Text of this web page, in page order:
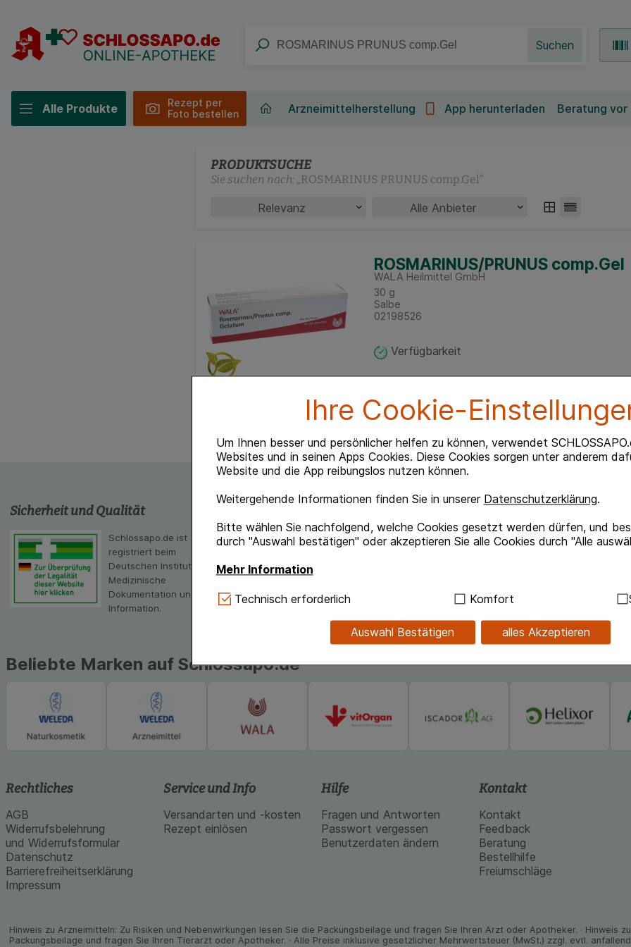
Ihre Cookie-
Um Ihnen besser und persönlicher helfen zu können, verwendet
Websites und in seinen Apps Cookies. Diese Cookies sorgen unter anderem
Website und die App reibungslos nutzen können.
Weitergehende Informationen finden Sie in unserer Datenschutzerklärung.
Bitte wählen Sie nachfolgend, welche Cookies gesetzt werden dürfen, und
durch "Auswahl bestätigen" oder akzeptieren Sie alle Cookies durch "Alle
Mehr Information
Technisch Notwendig:Hierbei handelt es sich um Cookies, die für die
verzichtet werden kann.
gestalten, beispielsweise für die Wiedererkennung des Besuchers oder unsere
auf Ihre Bedürfnisse zugeschrittene Inhalte anzuzeigen und unser
Statistik & Tracking:Hierüber lassen sich Informationen über die Art und
unserer Website sammeln, mit deren Hilfe wir unsere Website weiter für Sie
Medien übertragen werden.
Technisch erforderlich Komfort
Auswahl Bestätigen alles Akzeptieren
Suchen
Alle Produkte
Rezept per
Foto bestellen
Arzneimittelherstellung App herunterladen Beratung vor
PRODUKTSUCHE
Sie suchen nach: „ROSMARINUS PRUNUS comp.Gel“
ROSMARINUS/PRUNUS comp.Gel
WALA Heilmittel GmbH
30 g
Salbe
02198526
Verfügbarkeit
Sicherheit und Qualität
Schlossapo.de ist
registriert beim
Deutschen Institut für
Medizinische
Dokumentation und
Information.
Die App von schlossapo.de jetzt mit E-Rezept-
Bequem und sicher - Wählen Sie
Beliebte Marken auf Schlossapo.de
Rechtliches
AGB
Widerrufsbelehrung
und Widerrufsformular
Datenschutz
Barrierefreiheitserklärung
Impressum
Service und Info
Versandarten und -kosten
Rezept einlösen
Hilfe
Fragen und Antworten
Passwort vergessen
Benutzerdaten ändern
Kontakt
Kontakt
Feedback
Beratung
Bestellhilfe
Freiumschläge
Hinweis zu Arzneimitteln: Zu Risiken und Neben­wirkungen lesen Sie die Packungs­beilage und fragen Sie Ihren Arzt oder Apo­theker. · Hinweis
Packungs­beilage und fragen Sie Ihren Tier­arzt oder Apo­theker. · Alle Preise inklusive gesetz­licher Mehrwertsteuer (MwSt.) zzgl. evtl.